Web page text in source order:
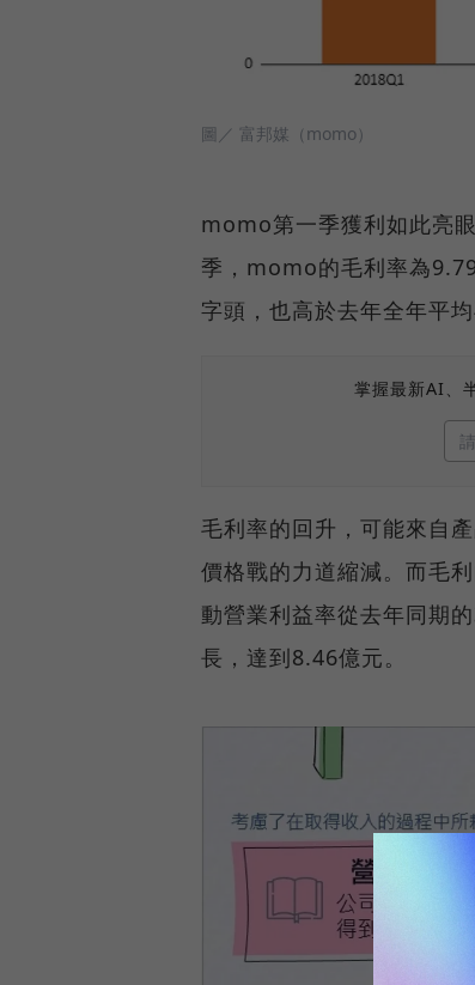
圖／ 富邦媒（momo）
momo第一季獲利如此亮
季，momo的毛利率為
字頭，也高於去年全年平均
掌握最新AI、
毛利率的回升，可能來自
價格戰的力道縮減。而毛
動營業利益率從去年同期
長，達到8.46億元。